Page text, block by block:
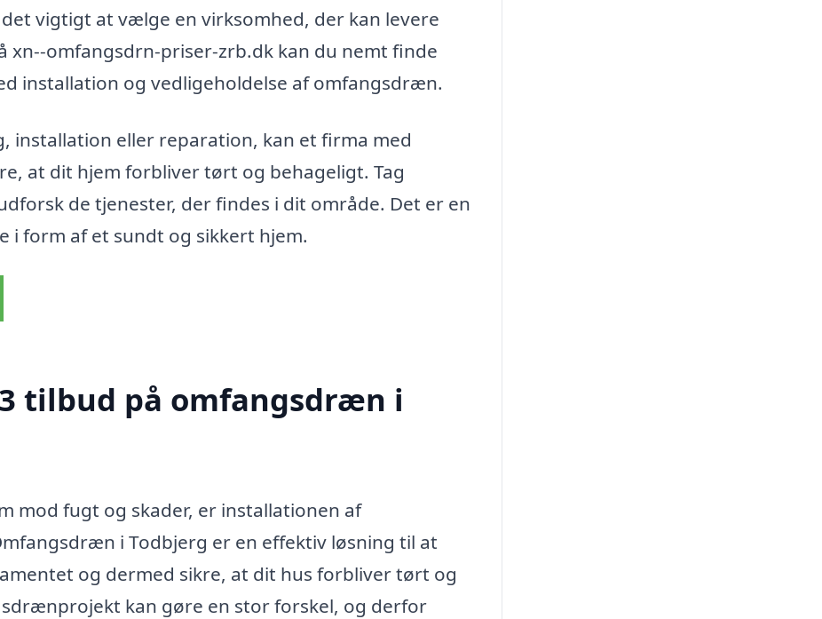
vigtigt at vælge en virksomhed, der kan levere
omfangsdrn-priser-zrb.dk kan du nemt finde
installation og vedligeholdelse af omfangsdræn.
installation eller reparation, kan et firma med
at dit hjem forbliver tørt og behageligt. Tag
de tjenester, der findes i dit område. Det er en
i form af et sundt og sikkert hjem.
tilbud på omfangsdræn i
mod fugt og skader, er installationen af
i Todbjerg er en effektiv løsning til at
og dermed sikre, at dit hus forbliver tørt og
kan gøre en stor forskel, og derfor